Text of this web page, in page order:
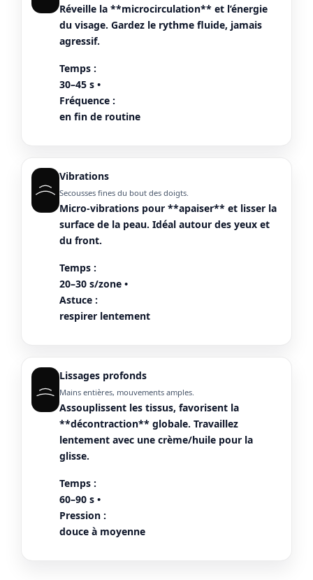
Réveille la **microcirculation** et l’énergie
du visage. Gardez le rythme fluide, jamais
agressif.
Temps :
30–45 s •
Fréquence :
en fin de routine
Vibrations
Secousses fines du bout des doigts.
Micro-vibrations pour **apaiser** et lisser la
surface de la peau. Idéal autour des yeux et
du front.
Temps :
20–30 s/zone •
Astuce :
respirer lentement
Lissages profonds
Mains entières, mouvements amples.
Assouplissent les tissus, favorisent la
**décontraction** globale. Travaillez
lentement avec une crème/huile pour la
glisse.
Temps :
60–90 s •
Pression :
douce à moyenne